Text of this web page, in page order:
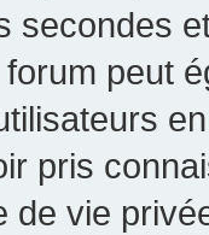
secondes
forum peut
pris
de vie